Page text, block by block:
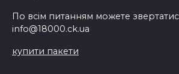
По всім питанням можете
info@18000.ck.ua
купити пакети